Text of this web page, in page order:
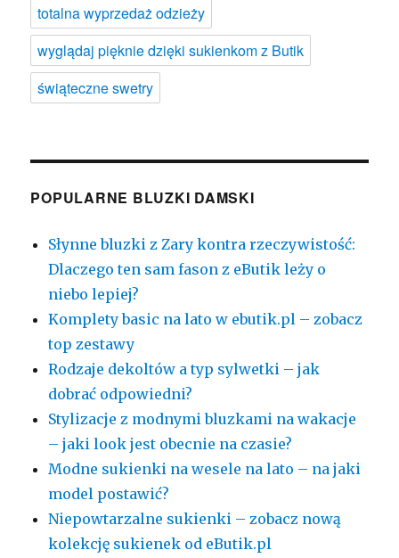
totalna wyprzedaż odzieży
wyglądaj pięknie dzięki sukienkom z Butik
świąteczne swetry
POPULARNE BLUZKI DAMSKI
Słynne bluzki z Zary kontra rzeczywistość:
Dlaczego ten sam fason z eButik leży o
niebo lepiej?
Komplety basic na lato w ebutik.pl – zobacz
top zestawy
Rodzaje dekoltów a typ sylwetki – jak
dobrać odpowiedni?
Stylizacje z modnymi bluzkami na wakacje
– jaki look jest obecnie na czasie?
Modne sukienki na wesele na lato – na jaki
model postawić?
Niepowtarzalne sukienki – zobacz nową
kolekcję sukienek od eButik.pl